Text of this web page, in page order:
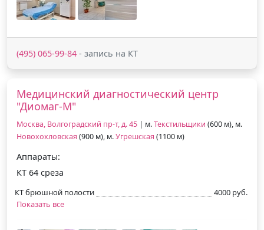
(495) 065-99-84 - запись на КТ
Медицинский диагностический центр
"Диомаг-М"
Москва, Волгоградский пр-т, д. 45 | м.Текстильщики (600 м), м.
Новохохловская (900 м), м.Угрешская (1100 м)
Аппараты:
КТ 64 среза
КТ брюшной полости
4000 руб.
Показать все